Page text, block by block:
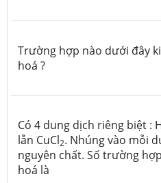
Trường hợp nào dưới đây
hoá ?
Có 4 dung dịch riêng biệt :
lẫn CuCl2. Nhúng vào mỗi
nguyên chất. Số trường
hoá là